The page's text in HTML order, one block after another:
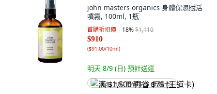
噴霧, 100ml, 1瓶
首購折扣價 18 %$1,110
$910
($91.00/10ml
满 $1,500 再省 $75 (王道卡)